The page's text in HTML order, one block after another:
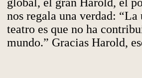
global, el gran Harold, el
nos regala una verdad:
teatro es que no ha
mundo.” Gracias Harold,